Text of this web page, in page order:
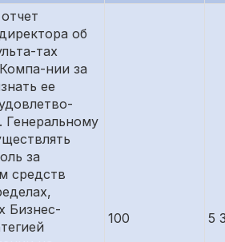
об
тах
нии за
ее
Генеральному
за
средств
Бизнес-
100 5